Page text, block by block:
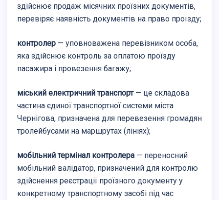
здійснює продаж місячних проїзних документів,
перевіряє наявність документів на право проїзду;
контролер — уповноважена перевізником особа,
яка здійснює контроль за оплатою проїзду
пасажира і провезення багажу;
міський електричний транспорт— це складова
частина єдиної транспортної системи міста
Чернігова, призначена для перевезення громадян
тролейбусами на маршрутах (лініях);
мобільний термінал контролера — переносний
мобільний валідатор, призначений для контролю
здійснення реєстрації проїзного документу у
конкретному транспортному засобі під час